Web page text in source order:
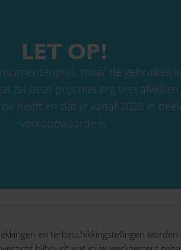
LET OP!
maar de
zal deze prijs niet erg veel
heeft en dat je vanaf 2020 in
verkoopwaarde is.
en terbeschikkingstellingen